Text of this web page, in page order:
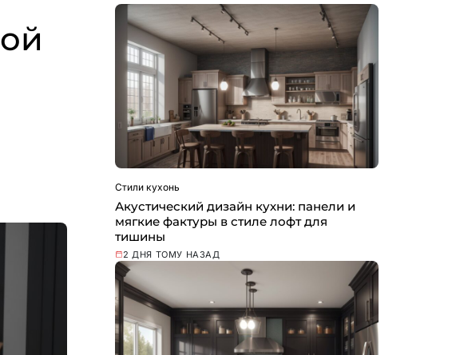
Стили кухонь
Акустический дизайн кухни: панели и
мягкие фактуры в стиле лофт для
тишины
2 ДНЯ ТОМУ НАЗАД